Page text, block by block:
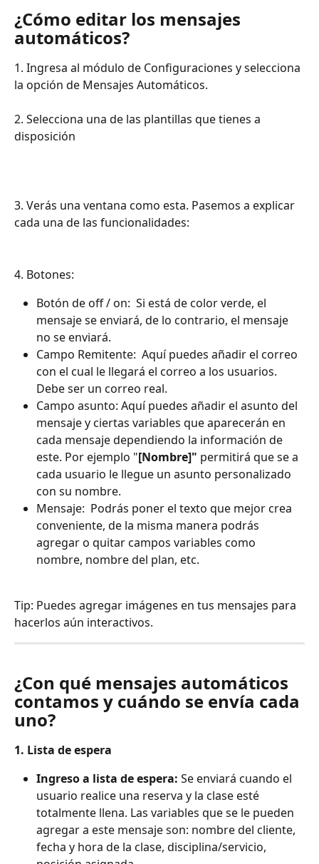
¿Cómo editar los mensajes
automáticos?
1. Ingresa al módulo de Configuraciones y selecciona
la opción de Mensajes Automáticos.
2. Selecciona una de las plantillas que tienes a
disposición
3. Verás una ventana como esta. Pasemos a explicar
cada una de las funcionalidades:
4. Botones:
Botón de off / on:  Si está de color verde, el
mensaje se enviará, de lo contrario, el mensaje
no se enviará.
Campo Remitente:  Aquí puedes añadir el correo
con el cual le llegará el correo a los usuarios.
Debe ser un correo real.
Campo asunto: Aquí puedes añadir el asunto del
mensaje y ciertas variables que aparecerán en
cada mensaje dependiendo la información de
este. Por ejemplo "[Nombre]" permitirá que se a
cada usuario le llegue un asunto personalizado
con su nombre.
Mensaje:  Podrás poner el texto que mejor crea
conveniente, de la misma manera podrás
agregar o quitar campos variables como
nombre, nombre del plan, etc.
Tip: Puedes agregar imágenes en tus mensajes para
hacerlos aún interactivos.
¿Con qué mensajes automáticos
contamos y cuándo se envía cada
uno?
1. Lista de espera
Ingreso a lista de espera: Se enviará cuando el
usuario realice una reserva y la clase esté
totalmente llena. Las variables que se le pueden
agregar a este mensaje son: nombre del cliente,
fecha y hora de la clase, disciplina/servicio,